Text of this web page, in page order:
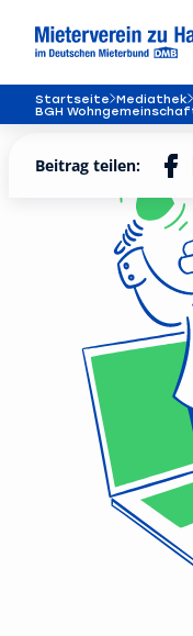
Startseite Mediathek
BGH
Beitrag teilen: